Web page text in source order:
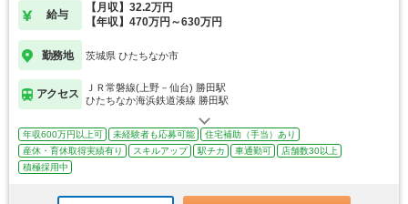
給与
【月収】32.2万円
【年収】470万円～630万円
勤務地 茨城県 ひたちなか市
アクセス
ＪＲ常磐線(上野－仙台) 勝田駅
ひたちなか海浜鉄道湊線 勝田駅
年収600万円以上可 未経験者も応募可能
住宅補助（手当）あり
産休・育休取得実績有り
スキルアップ 駅チカ 車通勤可
店舗数30以上
積極採用中